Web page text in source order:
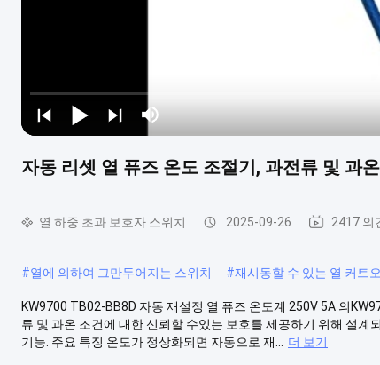
자동 리셋 열 퓨즈 온도 조절기, 과전류 및 과
열 하중 초과 보호자 스위치 2025-09-26 2417 의
#열에 의하여 그만두어지는 스위치 #재시동할 수 있는 열 커트
KW9700 TB02-BB8D 자동 재설정 열 퓨즈 온도계 250V 5A 의
류 및 과온 조건에 대한 신뢰할 수있는 보호를 제공하기 위해 설계
기능. 주요 특징 온도가 정상화되면 자동으로 재...
더 보기